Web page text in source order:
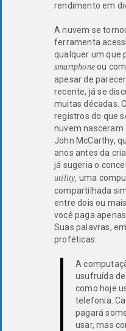
rendimento em
A nuvem se
ferramenta
qualquer um que
smartphone ou
apesar de
recente, já se
muitas décadas.
registros do que
nuvem nasceram
John McCarthy,
anos antes da
já sugeria o
utility, uma
compartilhada
entre dois ou
você paga
Suas palavras,
proféticas:
A
usufruída
como hoje
telefonia.
pagará
usar, mas